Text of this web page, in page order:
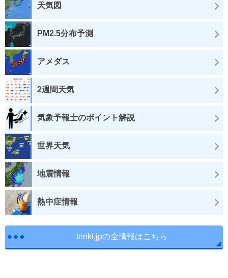
天気図
PM2.5分布予測
アメダス
2週間天気
気象予報士のポイント解説
世界天気
地震情報
熱中症情報
tenki.jpの全情報はこちら